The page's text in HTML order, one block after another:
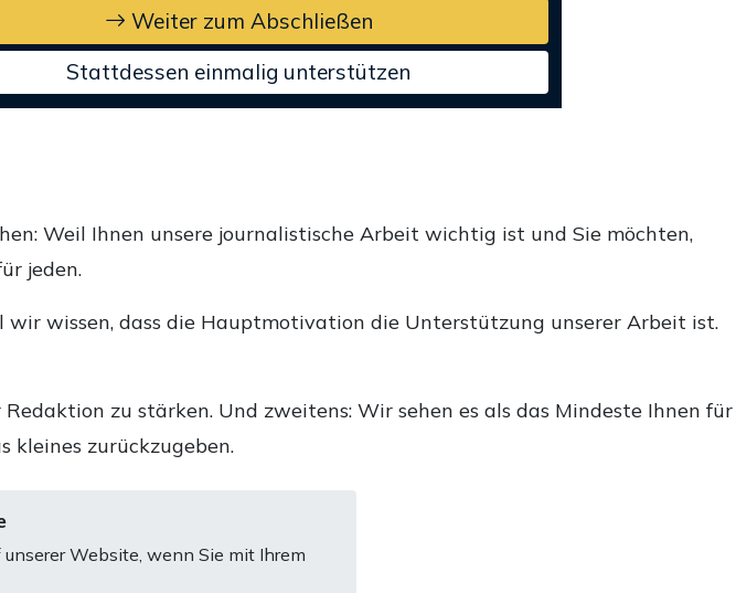
Weiter zum Abschließen
Stattdessen einmalig unterstützen
Weil Ihnen unsere journalistische Arbeit wichtig ist und Sie möchten,
jeden.
wir wissen, dass die Hauptmotivation die Unterstützung unserer Arbeit ist.
zu stärken. Und zweitens: Wir sehen es als das Mindeste Ihnen für
kleines zurückzugeben.
Website, wenn Sie mit Ihrem